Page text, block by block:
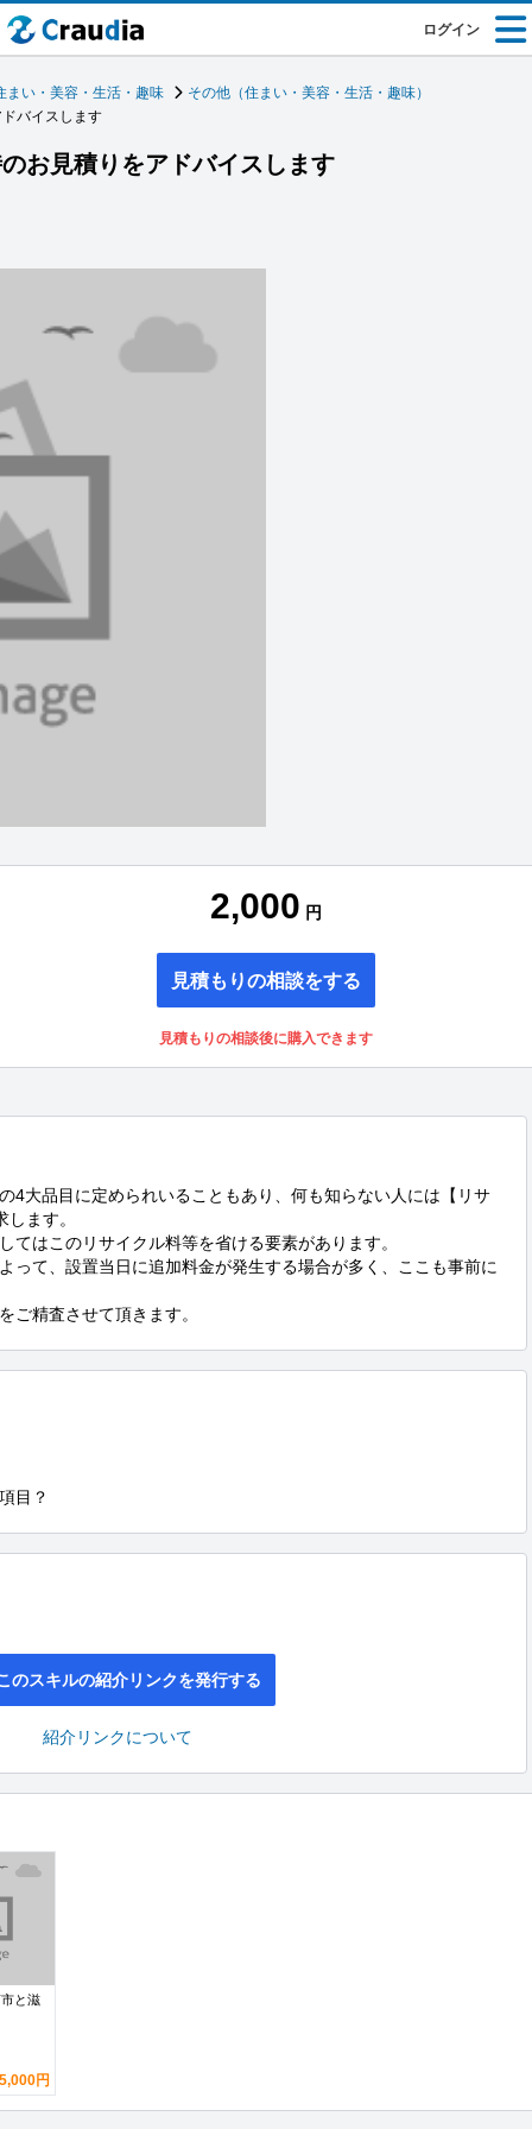
ログイン
まい・美容・生活・趣味
その他（住まい・美容・生活・趣味）
バイスします
お見積りをアドバイスします
2,000 円
見積もりの相談をする
見積もりの相談後に購入できます
4大品目に定められいることもあり、何も知らない人には【リサ
ます。
てはこのリサイクル料等を省ける要素があります。
って、設置当日に追加料金が発生する場合が多く、ここも事前に
ご精査させて頂きます。
目？
のスキルの紹介リンクを発行する
紹介リンクについて
と滋
5,000円